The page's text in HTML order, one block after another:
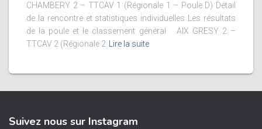
CHAMBERY 2 – TTCAV 1 (Régionale 1 – Poule D) Détail
de la rencontre et statistiques individuelles Les résultats
de la poule et le classement général AIX GRESY 2 –
TTCAV 2 (Régionale 2
Lire la suite
Suivez nous sur Instagram